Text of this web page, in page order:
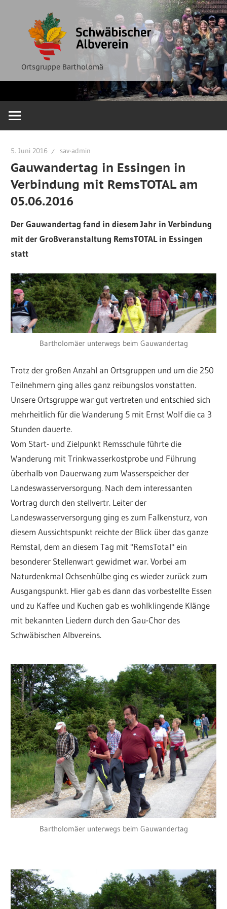
springen
Ortsgruppe Bartholomä
Albverein
Ortsgruppe
Bartholomä
5. Juni 2016 sav-admin
Gauwandertag in Essingen in
Verbindung mit RemsTOTAL am
05.06.2016
Der Gauwandertag fand in diesem Jahr in Verbindung
mit der Großveranstaltung RemsTOTAL in Essingen
statt
Bartholomäer unterwegs beim Gauwandertag
Trotz der großen Anzahl an Ortsgruppen und um die 250
Teilnehmern ging alles ganz reibungslos vonstatten.
Unsere Ortsgruppe war gut vertreten und entschied sich
mehrheitlich für die Wanderung 5 mit Ernst Wolf die ca 3
Stunden dauerte.
Vom Start- und Zielpunkt Remsschule führte die
Wanderung mit Trinkwasserkostprobe und Führung
überhalb von Dauerwang zum Wasserspeicher der
Landeswasserversorgung. Nach dem interessanten
Vortrag durch den stellvertr. Leiter der
Landeswasserversorgung ging es zum Falkensturz, von
diesem Aussichtspunkt reichte der Blick über das ganze
Remstal, dem an diesem Tag mit "RemsTotal" ein
besonderer Stellenwart gewidmet war. Vorbei am
Naturdenkmal Ochsenhülbe ging es wieder zurück zum
Ausgangspunkt. Hier gab es dann das vorbestellte Essen
und zu Kaffee und Kuchen gab es wohlklingende Klänge
mit bekannten Liedern durch den Gau-Chor des
Schwäbischen Albvereins.
Bartholomäer unterwegs beim Gauwandertag